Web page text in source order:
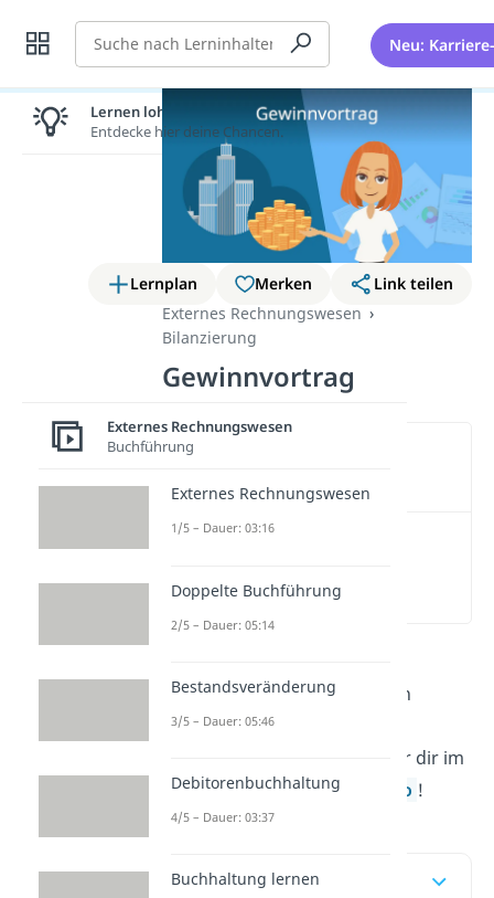
Suche Neu:
Lernplan Merken
Link teilen
Externes Rechnungswesen
Bilanzierung
Gewinnvortrag
Wichtige Inhalte in diesem
(00:17)
Gewinnvortragist, wie du ihn
berechnest und wie du ihn
verwendest? Das erklären wir dir im
Beitrag und in unserem
Video !
Inhaltsübersicht
Lernen lohnt sich!
Entdecke hier deine Chancen.
Externes Rechnungswesen
Buchführung
Externes Rechnungswesen
1/5 – Dauer: 03:16
Doppelte Buchführung
2/5 – Dauer: 05:14
Bestandsveränderung
3/5 – Dauer: 05:46
Debitorenbuchhaltung
4/5 – Dauer: 03:37
Buchhaltung lernen